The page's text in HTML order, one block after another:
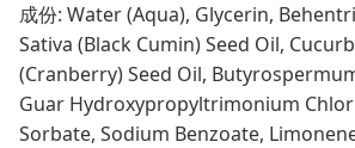
成份: Water (Aqua), Glycerin,
Sativa (Black Cumin) Seed Oil,
(Cranberry) Seed Oil,
Guar Hydroxypropyltrimonium
Sorbate, Sodium Benzoate,